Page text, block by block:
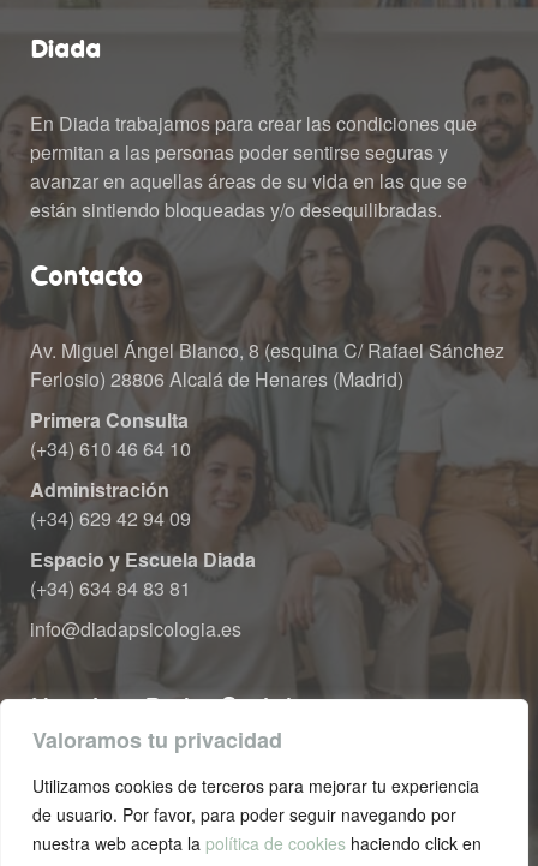
Valoramos tu privacidad
Utilizamos cookies de terceros para mejorar tu experiencia
de usuario. Por favor, para poder seguir navegando por
nuestra web acepta la política de cookie haciendo click en
Diada
En Diada trabajamos para crear las condiciones que
permitan a las personas poder sentirse seguras y
avanzar en aquellas áreas de su vida en las que se
están sintiendo bloqueadas y/o desequilibradas.
Contacto
Av. Miguel Ángel Blanco, 8 (esquina C/ Rafael Sánchez
Ferlosio) 28806 Alcalá de Henares (Madrid)
Primera Consulta
(+34) 610 46 64 10
Administración
(+34) 629 42 94 09
Espacio y Escuela Diada
(+34) 634 84 83 81
info@diadapsicologia.e
Nuestras Redes Sociale